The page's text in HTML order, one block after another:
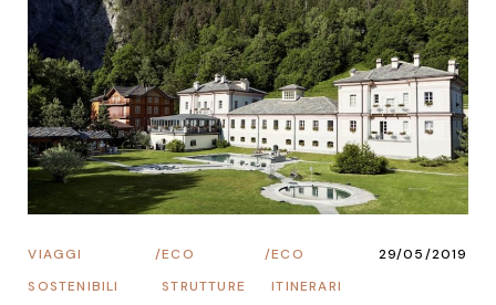
ECO
ITINERARI
/
ECO
STRUTTURE
/
VIAGGI
SOSTENIBILI
29/05/2019